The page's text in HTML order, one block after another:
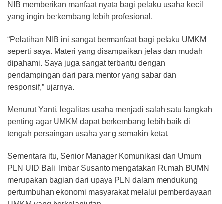
NIB memberikan manfaat nyata bagi pelaku usaha kecil
yang ingin berkembang lebih profesional.
“Pelatihan NIB ini sangat bermanfaat bagi pelaku UMKM
seperti saya. Materi yang disampaikan jelas dan mudah
dipahami. Saya juga sangat terbantu dengan
pendampingan dari para mentor yang sabar dan
responsif,” ujarnya.
Menurut Yanti, legalitas usaha menjadi salah satu langkah
penting agar UMKM dapat berkembang lebih baik di
tengah persaingan usaha yang semakin ketat.
Sementara itu, Senior Manager Komunikasi dan Umum
PLN UID Bali, Imbar Susanto mengatakan Rumah BUMN
merupakan bagian dari upaya PLN dalam mendukung
pertumbuhan ekonomi masyarakat melalui pemberdayaan